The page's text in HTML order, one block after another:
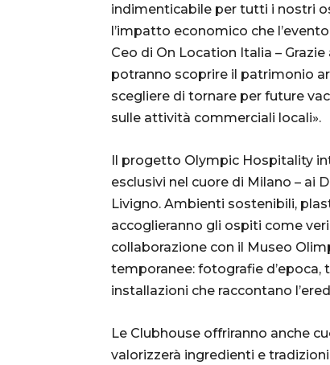
indimenticabile per tutti i nostri
l’impatto economico che
Ceo di On Location Italia –
potranno scoprire il patrimonio
scegliere di tornare per future
sulle attività commerciali locali».
Il progetto Olympic Hospitality
esclusivi nel cuore di Milano – ai
Livigno. Ambienti sostenibili,
accoglieranno gli ospiti come
collaborazione con il Museo
temporanee: fotografie
installazioni che raccontano
Le Clubhouse offriranno anche
valorizzerà ingredienti e